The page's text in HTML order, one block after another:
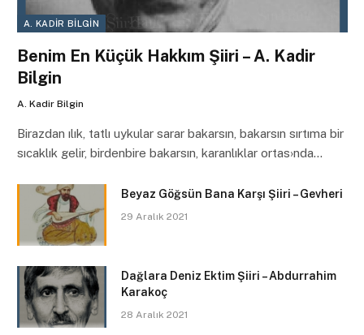
A. KADIR BILGIN
Benim En Küçük Hakkım Şiiri – A. Kadir
Bilgin
A. Kadir Bilgin
Birazdan ılık, tatlı uykular sarar bakarsın, bakarsın sırtıma bir
sıcaklık gelir, birdenbire bakarsın, karanlıklar ortas›nda…
Beyaz Göğsün Bana Karşı Şiiri – Gevheri
29 Aralık 2021
Dağlara Deniz Ektim Şiiri – Abdurrahim
Karakoç
28 Aralık 2021